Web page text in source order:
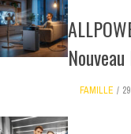
FAMILLE